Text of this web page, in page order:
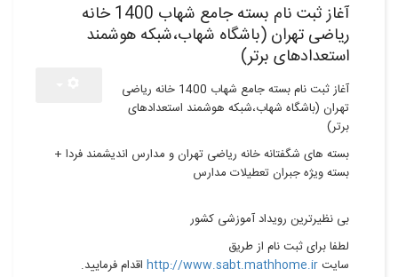
آغاز ثبت نام بسته جامع شهاب 1400 خانه
ریاضی تهران (باشگاه شهاب،شبکه هوشمند
استعدادهای برتر)
آغاز ثبت نام بسته جامع شهاب 1400 خانه ریاضی
تهران (باشگاه شهاب،شبکه هوشمند استعدادهای
برتر)
بسته های شگفتانه خانه ریاضی تهران و مدارس اندیشمند فردا +
بسته ویژه جبران تعطیلات مدارس
بی نظیرترین رویداد آموزشی کشور
لطفا برای ثبت نام از طریق
سایتhttp://www.sabt.mathhome.ir اقدام فرمایید.